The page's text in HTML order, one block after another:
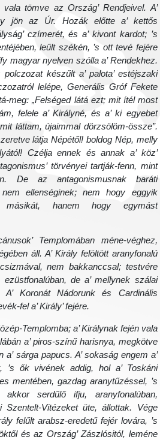
tömve az Ország’ Rendjeivel. A’
jön az Úr. Hozák előtte a’ kettős
czímerét, és a’ kivont kardot; ’s
leűlt székén, ’s ott tevé fejére
magyar nyelven szólla a’ Rendekhez.
polczozat készűlt a’ palota’ estéjszaki
lelépe, Generális Gróf Fekete
meg: „Felséged látá ezt; mit ítél most
felele a’ Királyné, és a’ ki egyebet
láttam, újaimmal dörzsölöm-össze”.
látja Népétől! boldog Nép, melly
Czélja ennek és annak a’ köz’
törvényei tartják-fenn, mint
De az antagonismusnak baráti
ellenséginek; nem hogy eggyik
másikát, hanem hogy egymást
Templomában méne-véghez,
áll. A’ Király felöltött aranyfonalú
nem bakkanccsal; testvére
ezüstfonalúban, de a’ mellynek szálai
Koronát Nádorunk és Cardinális
fel a’ Király’ fejére.
Templomba; a’ Királynak fején vala
a’ piros-színű harisnya, megkötve
sárga papucs. A’ sokaság engem a’
’s ők vivének addig, hol a’ Toskáni
mentében, gazdag aranytűzéssel, ’s
serdűlő ifju, aranyfonalúban,
Szentelt-Vitézeket üte, állottak. Vége
felűlt arabsz-eredetű fejér lovára, ’s
és az Ország’ Zászlósitól, leméne